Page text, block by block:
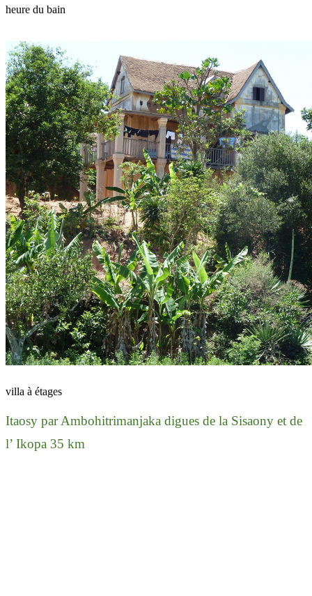
heure du bain
villa à étages
Itaosy par Ambohitrimanjaka digues de la Sisaony et de
l’ Ikopa 35 km